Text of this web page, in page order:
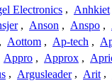
Electronics , Anhkiet
, Anson , Anspo ,
, Aottom , Ap-tech ,
Appro , Approx ,
, Argusleader , Arit ,